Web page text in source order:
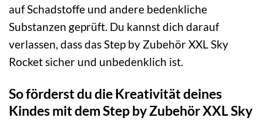
auf Schadstoffe und andere bedenkliche
Substanzen geprüft. Du kannst dich darauf
verlassen, dass das Step by Zubehör XXL Sky
Rocket sicher und unbedenklich ist.
So förderst du die Kreativität deines
Kindes mit dem Step by Zubehör XXL Sky